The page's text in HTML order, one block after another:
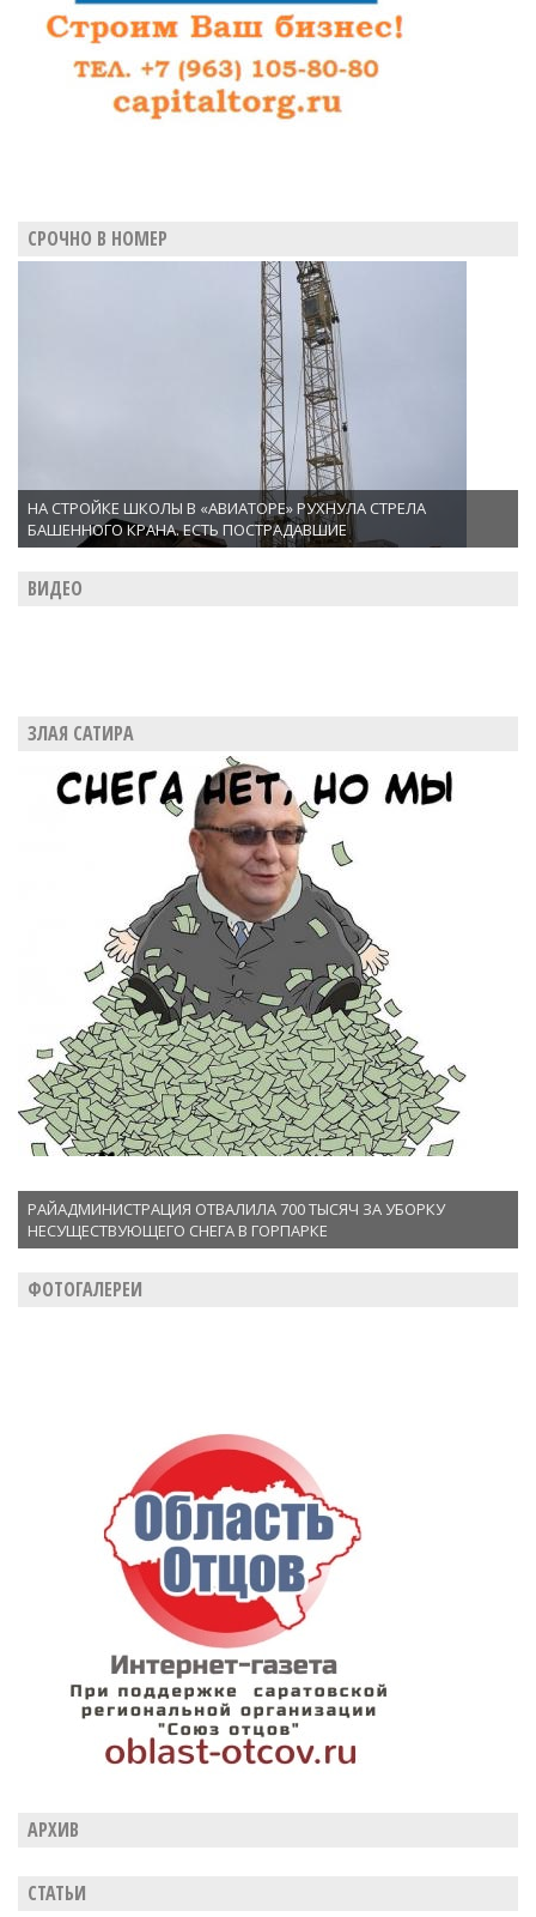
и
трудоустройство
сына
СРОЧНО В НОМЕР
НА СТРОЙКЕ ШКОЛЫ В «АВИАТОРЕ» РУХНУЛА СТРЕЛА
БАШЕННОГО КРАНА. ЕСТЬ ПОСТРАДАВШИЕ
ВИДЕО
ЗЛАЯ САТИРА
РАЙАДМИНИСТРАЦИЯ ОТВАЛИЛА 700 ТЫСЯЧ ЗА УБОРКУ
НЕСУЩЕСТВУЮЩЕГО СНЕГА В ГОРПАРКЕ
ФОТОГАЛЕРЕИ
АРХИВ
СТАТЬИ